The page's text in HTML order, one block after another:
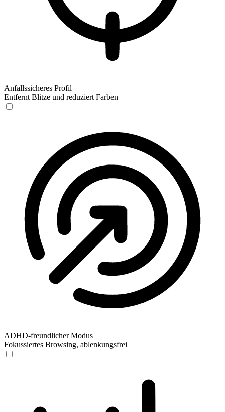
Anfallssicheres Profil
Entfernt Blitze und reduziert Farben
ADHD-freundlicher Modus
Fokussiertes Browsing, ablenkungsfrei